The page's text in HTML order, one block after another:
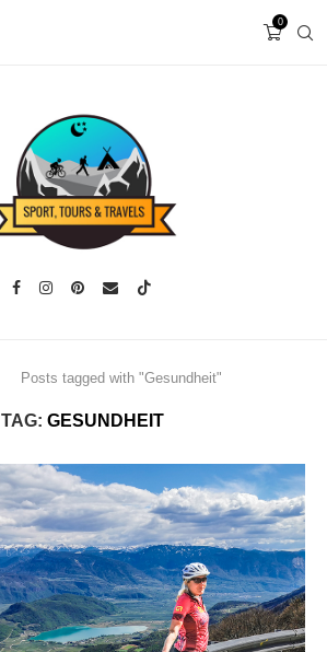
0
Posts tagged with "Gesundheit"
TAG: GESUNDHEIT